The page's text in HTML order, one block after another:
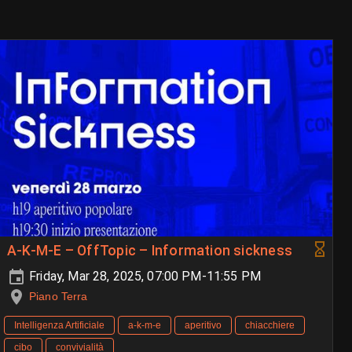
A-K-M-E – OffTopic – Information sickness
Friday, Mar 28, 2025, 07:00 PM-11:55 PM
Piano Terra
Intelligenza Artificiale a-k-m-e aperitivo
chiacchiere
cibo
convivialità